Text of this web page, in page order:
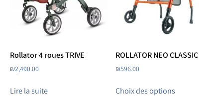
Rollator 4 roues TRIVE
₪2,490.00
Lire la suite
ROLLATOR NEO CLASSIC
₪596.00
Choix des options